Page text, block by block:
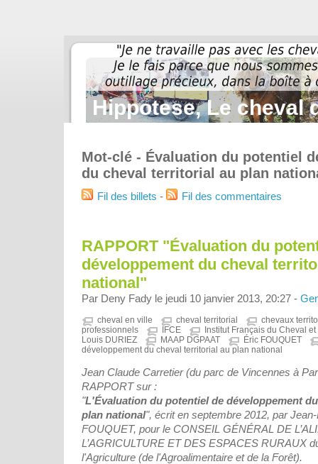
Hippotese, Le cheval
Mot-clé - Évaluation du potentiel
du cheval territorial au plan
Fil des billets - Fil des commentaires
RAPPORT "Évaluation du
développement du cheval
national"
Par Deny Fady le jeudi 10 janvier 2013, 20:27 -
cheval en ville cheval territorial
chevaux
professionnels
IFCE
Institut Français du Cheval
Louis DURIEZ
MAAP DGPAAT
Éric FOUQUET
développement du cheval territorial au plan national
Jean Claude Carretier (du parc de Vincennes à
RAPPORT sur :
"L'Évaluation du potentiel de développement
plan national", écrit en septembre 2012, par
FOUQUET, pour le CONSEIL GÉNÉRAL DE
L’AGRICULTURE ET DES ESPACES RURAUX
l'Agriculture (de l'Agroalimentaire et de la Forêt).